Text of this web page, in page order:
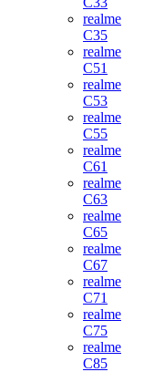
realme
C35
realme
C51
realme
C53
realme
C55
realme
C61
realme
C63
realme
C65
realme
C67
realme
C71
realme
C75
realme
C85